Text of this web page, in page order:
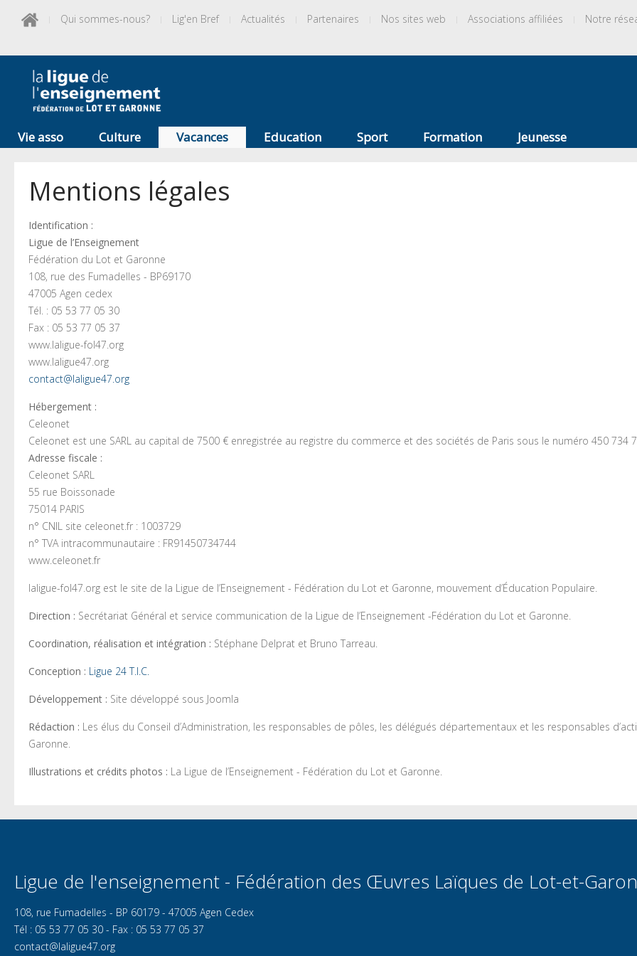
Qui sommes-nous? Lig'en Bref Actualités Partenaires Nos sites web Associations affiliées Notre
Vie asso Culture Vacances Education Sport Formation Jeunesse
Mentions légales
Identification :
Ligue de l’Enseignement
Fédération du Lot et Garonne
108, rue des Fumadelles - BP69170
47005 Agen cedex
Tél. : 05 53 77 05 30
Fax : 05 53 77 05 37
www.laligue-fol47.org
www.laligue47.org
contact@laligue47.org
Hébergement :
Celeonet
Celeonet est une SARL au capital de 7500 € enregistrée au registre du commerce et des sociétés de Paris sous le numéro 450 734
Adresse fiscale :
Celeonet SARL
55 rue Boissonade
75014 PARIS
n° CNIL site celeonet.fr : 1003729
n° TVA intracommunautaire : FR91450734744
www.celeonet.fr
laligue-fol47.org est le site de la Ligue de l’Enseignement - Fédération du Lot et Garonne, mouvement d’Éducation Populaire.
Direction : Secrétariat Général et service communication de la Ligue de l’Enseignement -Fédération du Lot et Garonne.
Coordination, réalisation et intégration : Stéphane Delprat et Bruno Tarreau.
Conception : Ligue 24 T.I.C.
Développement : Site développé sous Joomla
Rédaction : Les élus du Conseil d’Administration, les responsables de pôles, les délégués départementaux et les responsables
Garonne.
Illustrations et crédits photos : La Ligue de l’Enseignement - Fédération du Lot et Garonne.
Ligue de l'enseignement - Fédération des Œuvres Laïques de Lot-et-
108, rue Fumadelles - BP 60179 - 47005 Agen Cedex
Tél : 05 53 77 05 30 - Fax : 05 53 77 05 37
contact@laligue47.org